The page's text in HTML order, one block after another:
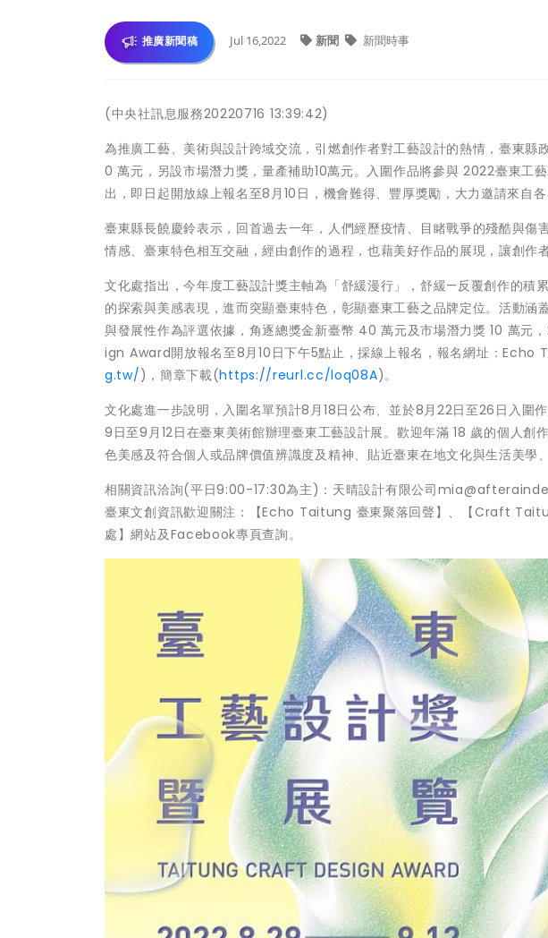
推廣新聞稿 Jul 16,2022 新聞 新聞時事
(中央社訊息服務20220716 13:39:42)
為推廣⼯藝、美術與設計跨域交流，引燃創作者對工藝設計的熱情，臺東
0 萬元，另設市場潛力獎，量產補助10萬元。入圍作品將參與 2022臺東工
出，即日起開放線上報名至8月10日，機會難得、豐厚獎勵，大力邀請來自
臺東縣長饒慶鈴表示，回首過去一年，人們經歷疫情、目睹戰爭的殘酷與傷
情感、臺東特色相互交融，經由創作的過程，也藉美好作品的展現，讓創作
文化處指出，今年度工藝設計獎主軸為「舒緩漫行」，舒緩—反覆創作的積
的探索與美感表現，進而突顯臺東特色，彰顯臺東工藝之品牌定位。活動
與發展性作為評選依據，角逐總獎金新臺幣 40 萬元及市場潛力獎 10 萬
ign Award開放報名至8月10日下午5點止，採線上報名，報名網址：
g.tw/)，簡章下載(https://reurl.cc/loq08A)。
文化處進一步說明，入圍名單預計8月18日公布、並於8月22日至26日入圍
9日至9月12日在臺東美術館辦理臺東工藝設計展。歡迎年滿 18 歲的個人創
色美感及符合個人或品牌價值辨識度及精神、貼近臺東在地文化與生活美學
相關資訊洽詢(平日9:00-17:30為主)：天晴設計有限公司
臺東文創資訊歡迎關注：【Echo Taitung 臺東聚落回聲】、【Craft
處】網站及Facebook專頁查詢。